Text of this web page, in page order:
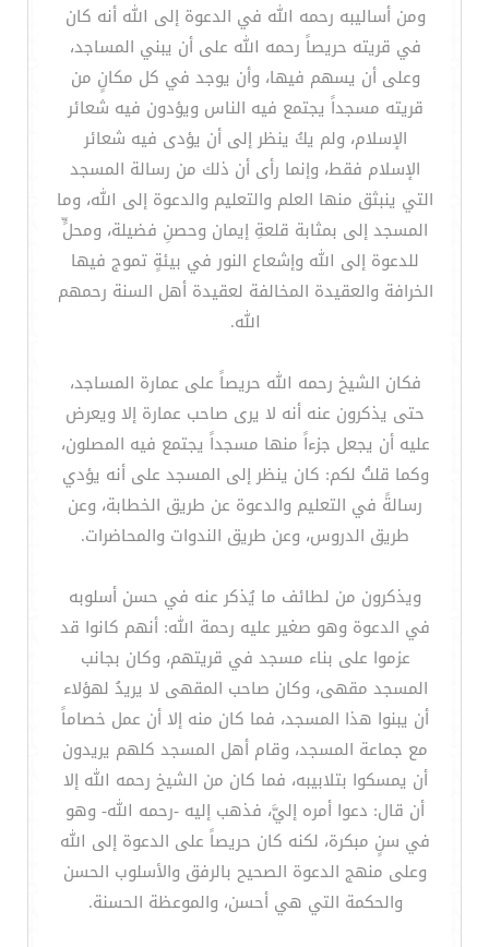
ومن أساليبه رحمه الله في الدعوة إلى الله أنه كان
في قريته حريصاً رحمه الله على أن يبني المساجد،
وعلى أن يسهم فيها، وأن يوجد في كل مكانٍ من
قريته مسجداً يجتمع فيه الناس ويؤدون فيه شعائر
الإسلام، ولم يكُ ينظر إلى أن يؤدى فيه شعائر
الإسلام فقط، وإنما رأى أن ذلك من رسالة المسجد
التي ينبثق منها العلم والتعليم والدعوة إلى الله، وما
المسجد إلى بمثابة قلعةِ إيمان وحصنِ فضيلة، ومحلٍّ
للدعوة إلى الله وإشعاع النور في بيئةٍ تموج فيها
الخرافة والعقيدة المخالفة لعقيدة أهل السنة رحمهم
الله.
فكان الشيخ رحمه الله حريصاً على عمارة المساجد،
حتى يذكرون عنه أنه لا يرى صاحب عمارة إلا ويعرض
عليه أن يجعل جزءاً منها مسجداً يجتمع فيه المصلون،
وكما قلتُ لكم: كان ينظر إلى المسجد على أنه يؤدي
رسالةً في التعليم والدعوة عن طريق الخطابة، وعن
طريق الدروس، وعن طريق الندوات والمحاضرات.
ويذكرون من لطائف ما يُذكر عنه في حسن أسلوبه
في الدعوة وهو صغير عليه رحمة الله: أنهم كانوا قد
عزموا على بناء مسجد في قريتهم، وكان بجانب
المسجد مقهى، وكان صاحب المقهى لا يريدُ لهؤلاء
أن يبنوا هذا المسجد، فما كان منه إلا أن عمل خصاماً
مع جماعة المسجد، وقام أهل المسجد كلهم يريدون
أن يمسكوا بتلابيبه، فما كان من الشيخ رحمه الله إلا
أن قال: دعوا أمره إليَّ، فذهب إليه -رحمه الله- وهو
في سنٍ مبكرة، لكنه كان حريصاً على الدعوة إلى الله
وعلى منهج الدعوة الصحيح بالرفق والأسلوب الحسن
والحكمة التي هي أحسن، والموعظة الحسنة.